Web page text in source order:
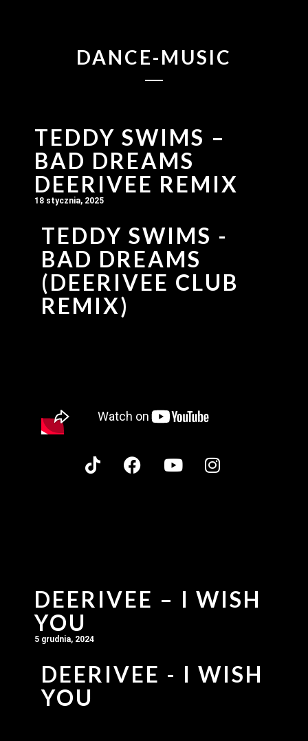
DANCE-MUSIC
TEDDY SWIMS –
BAD DREAMS
DEERIVEE REMIX
18 stycznia, 2025
TEDDY SWIMS -
BAD DREAMS
(DEERIVEE CLUB
REMIX)
DEERIVEE – I WISH
YOU
5 grudnia, 2024
DEERIVEE - I WISH
YOU